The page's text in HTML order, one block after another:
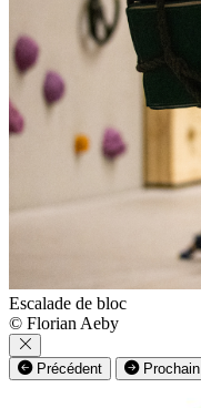
Escalade de bloc
© Florian Aeby
Précédent Prochain